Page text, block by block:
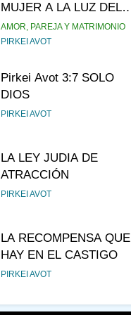
MUJER A LA LUZ DEL
JUDAÍSMO
AMOR, PAREJA Y MATRIMONIO
PIRKEI AVOT
Pirkei Avot 3:7 SOLO
DIOS
PIRKEI AVOT
LA LEY JUDIA DE
ATRACCIÓN
PIRKEI AVOT
LA RECOMPENSA QUE
HAY EN EL CASTIGO
PIRKEI AVOT